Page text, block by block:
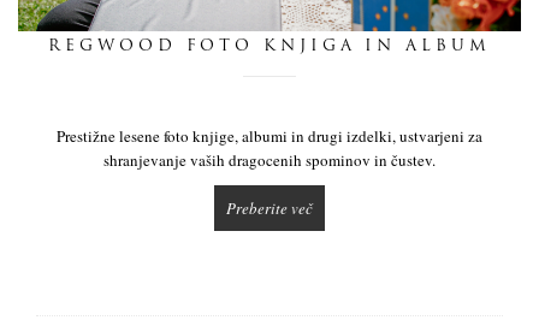
dnevnik
REGWOOD FOTO KNJIGA IN ALBUM
Prestižne lesene foto knjige, albumi in drugi izdelki, ustvarjeni za
shranjevanje vaših dragocenih spominov in čustev.
Preberite več